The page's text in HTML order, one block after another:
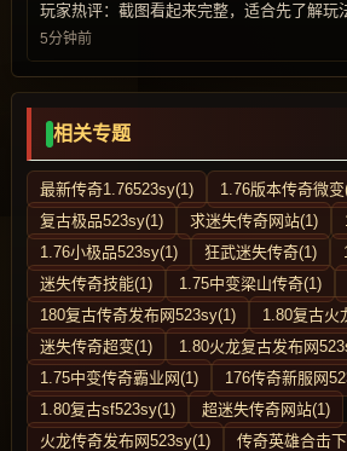
玩家热评：截图看起来完整，适合先了解玩
5分钟前
相关专题
最新传奇1.76523sy(1)
1.76版本传奇微变
复古极品523sy(1)
求迷失传奇网站(1)
1.76小极品523sy(1)
狂武迷失传奇(1)
迷失传奇技能(1)
1.75中变梁山传奇(1)
180复古传奇发布网523sy(1)
1.80复古火
迷失传奇超变(1)
1.80火龙复古发布网
1.75中变传奇霸业网(1)
176传奇新服网
1.80复古sf523sy(1)
超迷失传奇网站(1)
火龙传奇发布网523sy(1)
传奇英雄合击